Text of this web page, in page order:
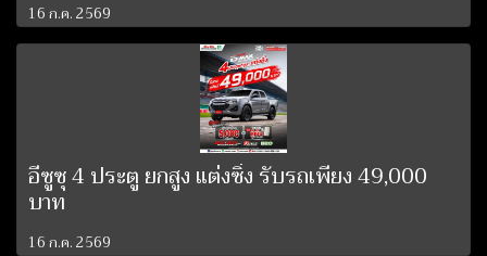
16 ก.ค. 2569
อีซูซุ 4 ประตู ยกสูง แต่งซิ่ง รับรถเพียง 49,000
บาท
16 ก.ค. 2569